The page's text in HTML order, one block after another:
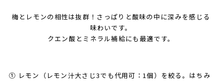
梅とレモンの相性は抜群！さっぱりと酸味の中に深みを感じる
味わいです。
クエン酸とミネラル補給にも最適です。
① レモン（レモン汁大さじ3でも代用可：1個）を絞る。はちみ